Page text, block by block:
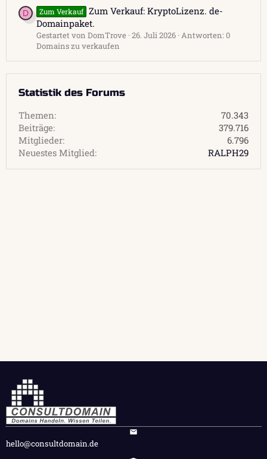
D Zum Verkauf Zum Verkauf: KryptoLizenz. de-
Domainpaket.
Gestartet von DomTrove 26. Juli 2026 Antworten: 0
Domains zu verkaufen
Statistik des Forums
Themen
70.343
Beiträge
379.716
Mitglieder
6.796
Neuestes Mitglied
RALPH29
hello@consultdomain.de